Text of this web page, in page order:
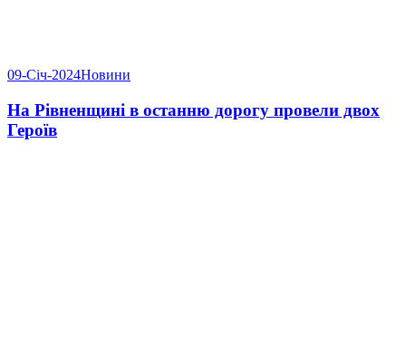
09-Січ-2024Новини
На Рівненщині в останню дорогу провели двох
Героїв